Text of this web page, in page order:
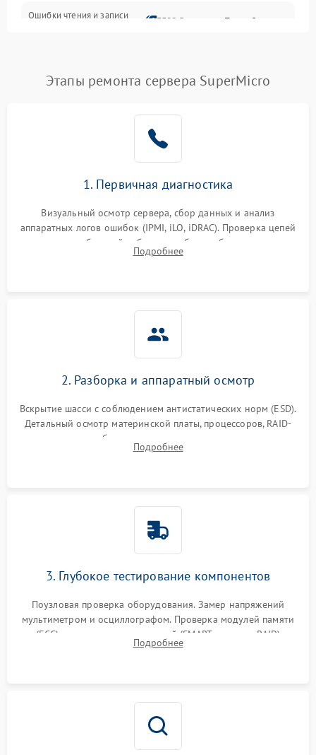
Виртуализация и сервисы
Программные сбои
Влага и внешные воздействия
Ошибки чтения и записи
3500 ₽ Подробнее →
Этапы ремонта сервера SuperMicro
1. Первичная диагностика
Визуальный осмотр сервера, сбор данных и анализ
аппаратных логов ошибок (IPMI, iLO, iDRAC). Проверка цепей
питания и базовой работоспособности без вскрытия
корпуса для быстрой локализации сбоя.
Подробнее
2. Разборка и аппаратный осмотр
Вскрытие шасси с соблюдением антистатических норм (ESD).
Детальный осмотр материнской платы, процессоров, RAID-
контроллеров и блоков питания на наличие термических
повреждений, прогаров или окислений.
Подробнее
3. Глубокое тестирование компонентов
Поузловая проверка оборудования. Замер напряжений
мультиметром и осциллографом. Проверка модулей памяти
(ECC) и состояния накопителей (SMART, массивы RAID)
специализированными диагностическими утилитами.
Подробнее